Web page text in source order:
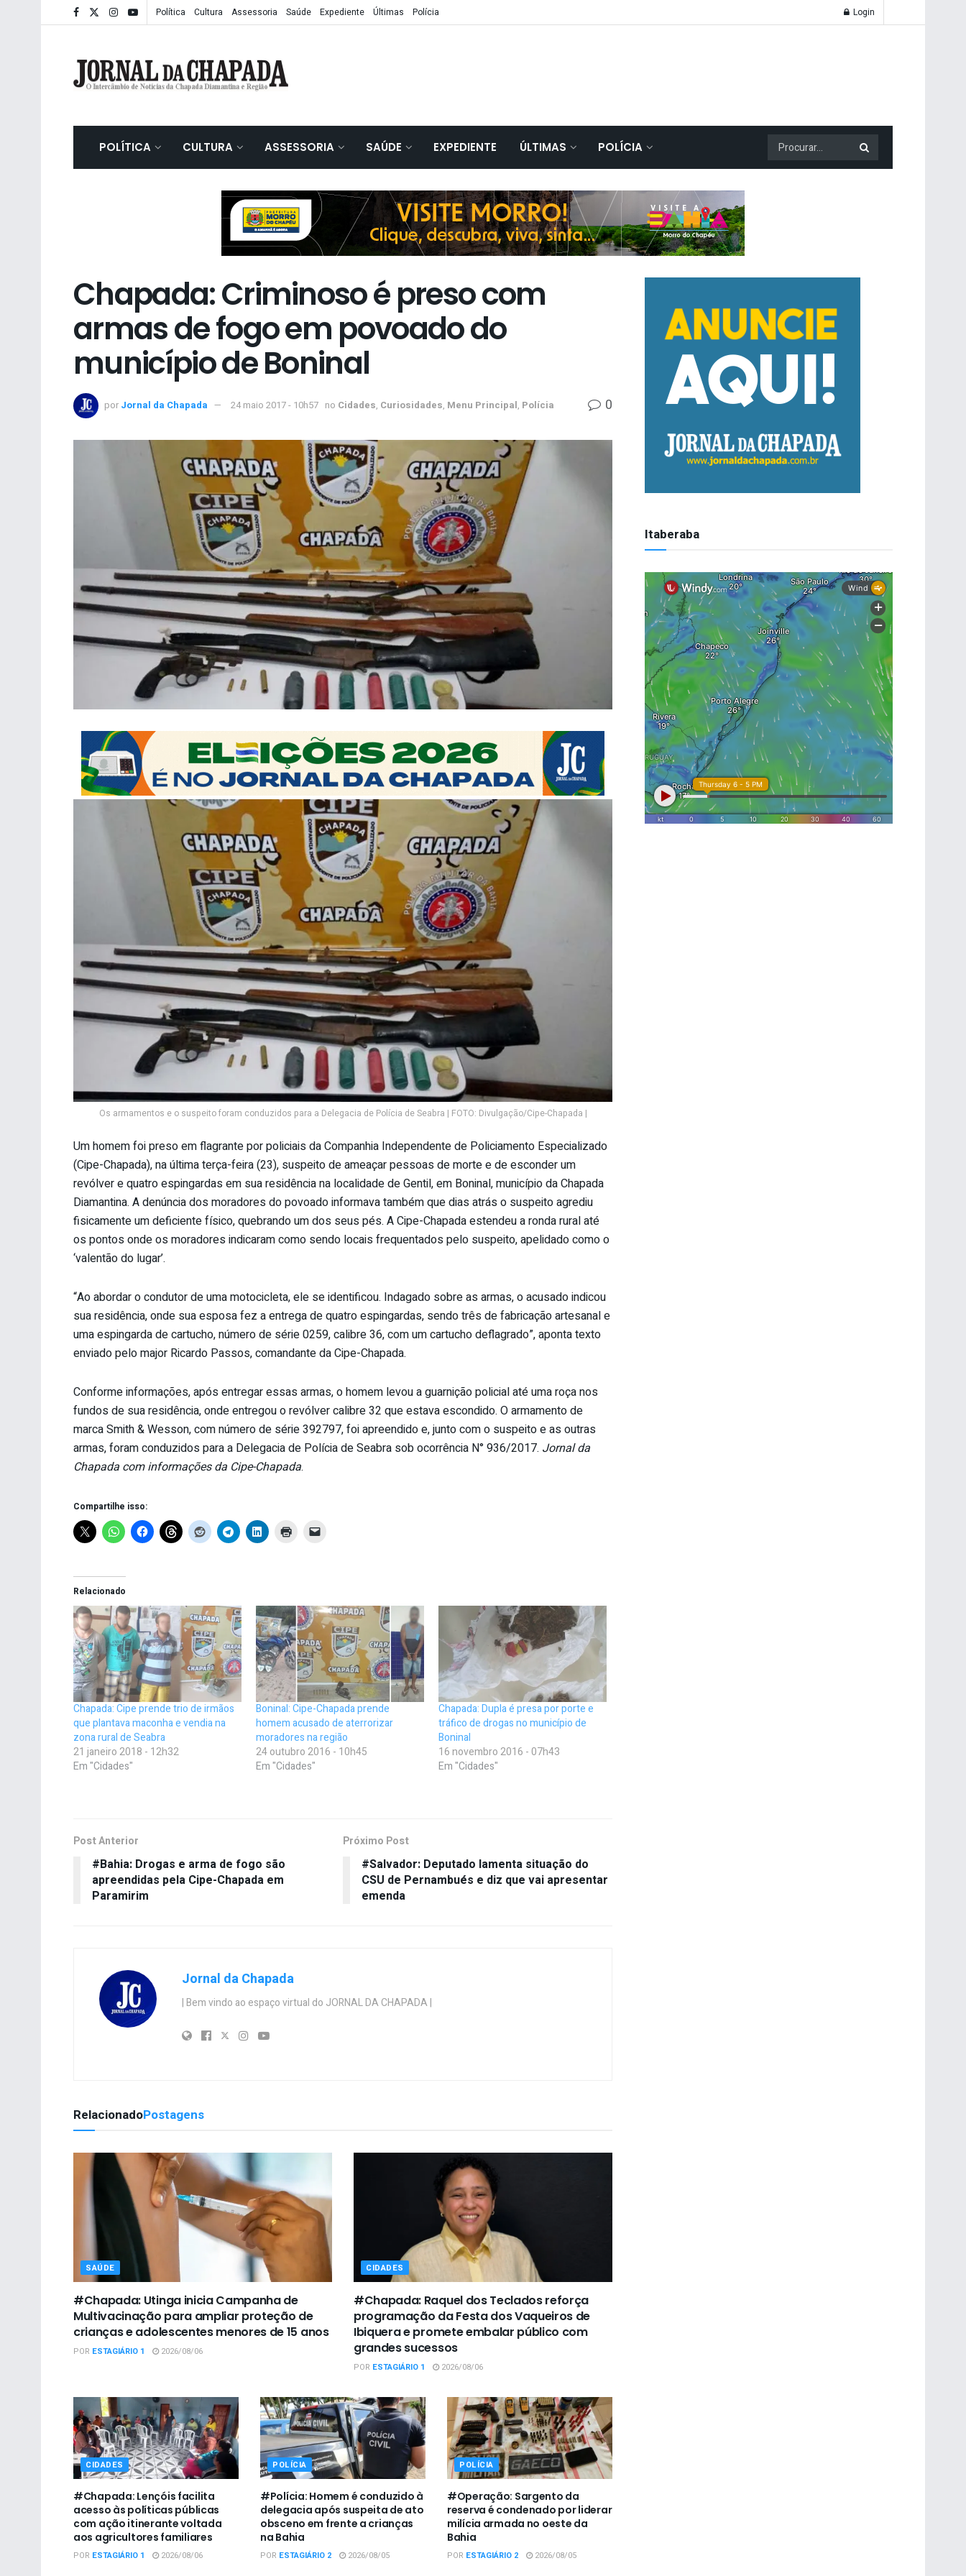
Política Cultura Assessoria Saúde Expediente Últimas Polícia Login
POLÍTICA CULTURA ASSESSORIA SAÚDE EXPEDIENTE ÚLTIMAS POLÍCIA
Chapada: Criminoso é preso com
armas de fogo em povoado do
município de Boninal
por Jornal da Chapada 24 maio 2017 - 10h57 no Cidades, Curiosidades, Menu Principal, Polícia 0
Os armamentos e o suspeito foram conduzidos para a Delegacia de Polícia de Seabra | FOTO: Divulgação/Cipe-Chapada |
Um homem foi preso em flagrante por policiais da Companhia Independente de Policiamento Especializado
(Cipe-Chapada), na última terça-feira (23), suspeito de ameaçar pessoas de morte e de esconder um
revólver e quatro espingardas em sua residência na localidade de Gentil, em Boninal, município da Chapada
Diamantina. A denúncia dos moradores do povoado informava também que dias atrás o suspeito agrediu
fisicamente um deficiente físico, quebrando um dos seus pés. A Cipe-Chapada estendeu a ronda rural até
os pontos onde os moradores indicaram como sendo locais frequentados pelo suspeito, apelidado como o
‘valentão do lugar’.
“Ao abordar o condutor de uma motocicleta, ele se identificou. Indagado sobre as armas, o acusado indicou
sua residência, onde sua esposa fez a entrega de quatro espingardas, sendo três de fabricação artesanal e
uma espingarda de cartucho, número de série 0259, calibre 36, com um cartucho deflagrado”, aponta texto
enviado pelo major Ricardo Passos, comandante da Cipe-Chapada.
Conforme informações, após entregar essas armas, o homem levou a guarnição policial até uma roça nos
fundos de sua residência, onde entregou o revólver calibre 32 que estava escondido. O armamento de
marca Smith & Wesson, com número de série 392797, foi apreendido e, junto com o suspeito e as outras
armas, foram conduzidos para a Delegacia de Polícia de Seabra sob ocorrência N° 936/2017. Jornal da
Chapada com informações da Cipe-Chapada.
Compartilhe isso:
Relacionado
Chapada: Cipe prende trio de irmãos
que plantava maconha e vendia na
zona rural de Seabra
21 janeiro 2018 - 12h32
Em "Cidades"
Boninal: Cipe-Chapada prende
homem acusado de aterrorizar
moradores na região
24 outubro 2016 - 10h45
Em "Cidades"
Chapada: Dupla é presa por porte e
tráfico de drogas no município de
Boninal
16 novembro 2016 - 07h43
Em "Cidades"
Post Anterior
#Bahia: Drogas e arma de fogo são
apreendidas pela Cipe-Chapada em
Paramirim
Próximo Post
#Salvador: Deputado lamenta situação do
CSU de Pernambués e diz que vai apresentar
emenda
Jornal da Chapada
| Bem vindo ao espaço virtual do JORNAL DA CHAPADA |
RelacionadoPostagens
SAÚDE
#Chapada: Utinga inicia Campanha de
Multivacinação para ampliar proteção de
crianças e adolescentes menores de 15 anos
POR ESTAGIÁRIO 1 2026/08/06
CIDADES
#Chapada: Raquel dos Teclados reforça
programação da Festa dos Vaqueiros de
Ibiquera e promete embalar público com
grandes sucessos
POR ESTAGIÁRIO 1 2026/08/06
CIDADES
#Chapada: Lençóis facilita
acesso às políticas públicas
com ação itinerante voltada
aos agricultores familiares
POR ESTAGIÁRIO 1 2026/08/06
POLÍCIA
#Polícia: Homem é conduzido à
delegacia após suspeita de ato
obsceno em frente a crianças
na Bahia
POR ESTAGIÁRIO 2 2026/08/05
POLÍCIA
#Operação: Sargento da
reserva é condenado por liderar
milícia armada no oeste da
Bahia
POR ESTAGIÁRIO 2 2026/08/05
Itaberaba